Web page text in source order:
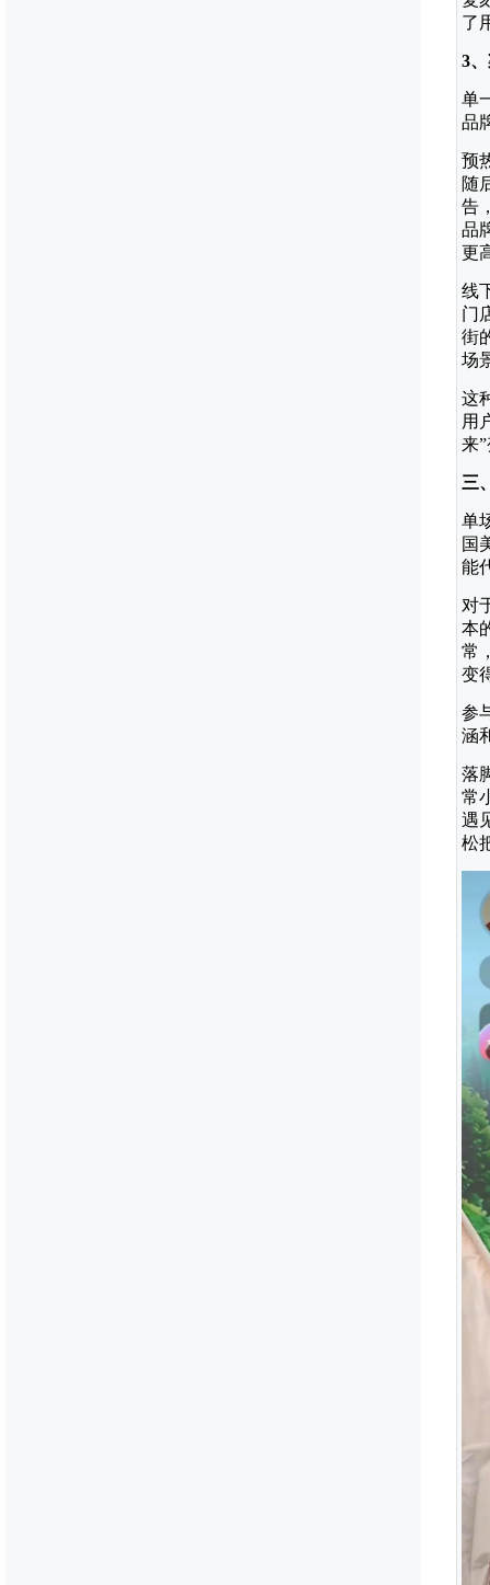
了
3
单
品
预
随
告
品
更
线
门
街
场
这
用
来
三
单
国
能
对
本
常
变
参
涵
落
常
遇
松